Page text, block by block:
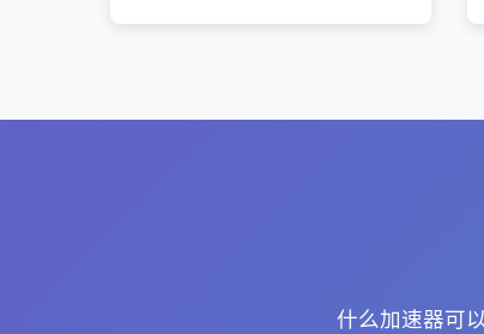
什么加速器可